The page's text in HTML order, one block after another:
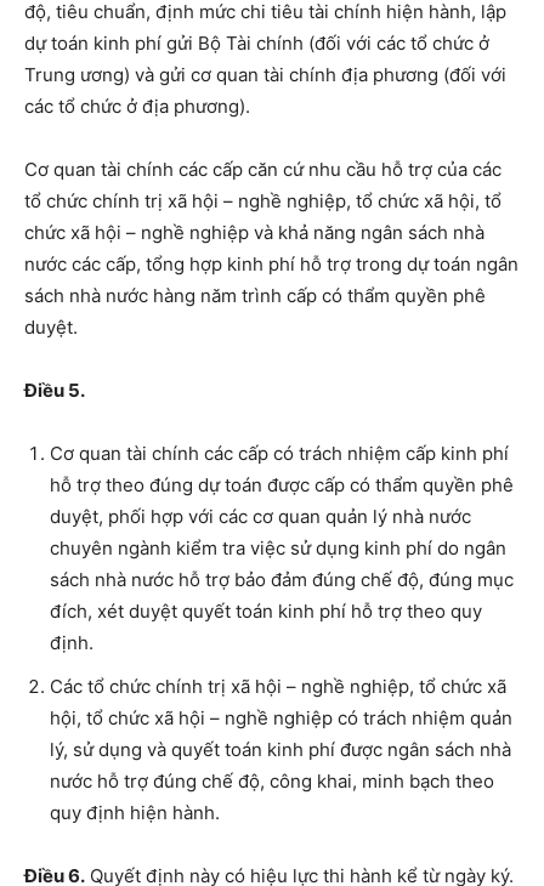
độ, tiêu chuẩn, định mức chi tiêu tài chính hiện hành, lập
dự toán kinh phí gửi Bộ Tài chính (đối với các tổ chức ở
Trung ương) và gửi cơ quan tài chính địa phương (đối với
các tổ chức ở địa phương).
Cơ quan tài chính các cấp căn cứ nhu cầu hỗ trợ của các
tổ chức chính trị xã hội – nghề nghiệp, tổ chức xã hội, tổ
chức xã hội – nghề nghiệp và khả năng ngân sách nhà
nước các cấp, tổng hợp kinh phí hỗ trợ trong dự toán ngân
sách nhà nước hàng năm trình cấp có thẩm quyền phê
duyệt.
Điều 5.
Cơ quan tài chính các cấp có trách nhiệm cấp kinh phí
hỗ trợ theo đúng dự toán được cấp có thẩm quyền phê
duyệt, phối hợp với các cơ quan quản lý nhà nước
chuyên ngành kiểm tra việc sử dụng kinh phí do ngân
sách nhà nước hỗ trợ bảo đảm đúng chế độ, đúng mục
đích, xét duyệt quyết toán kinh phí hỗ trợ theo quy
định.
Các tổ chức chính trị xã hội – nghề nghiệp, tổ chức xã
hội, tổ chức xã hội – nghề nghiệp có trách nhiệm quản
lý, sử dụng và quyết toán kinh phí được ngân sách nhà
nước hỗ trợ đúng chế độ, công khai, minh bạch theo
quy định hiện hành.
Điều 6. Quyết định này có hiệu lực thi hành kể từ ngày ký.